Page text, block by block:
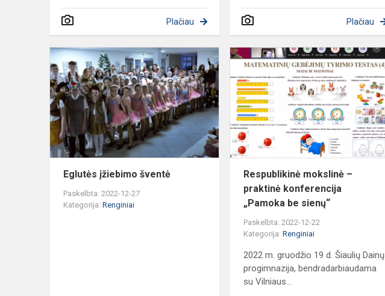
Plačiau Plačiau
Eglutės
įžiebimo
šventė
Eglutės įžiebimo šventė
Paskelbta: 2022-12-27
Kategorija: Renginiai
Respublikinė mokslinė –
praktinė konferencija
„Pamoka be sienų“
Paskelbta: 2022-12-22
Kategorija:Renginiai
2022 m. gruodžio 19 d. Šiaulių Dainų
progimnazija, bendradarbiaudama
su Vilniaus...